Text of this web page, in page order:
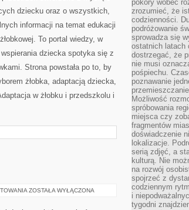
dziecku oraz o wszystkich,
informacji na temat edukacji
To portal wiedzy, w
dziecka spotyka się z
Strona powstała po to, by
żłobka, adaptacją dziecka,
w żłobku i przedszkolu i
NOWE
ZOSTAŁA WYŁĄCZONA
pokory wobec
zrozumieć, że
codzienności.
podróżowanie
sprowadza się
ostatnich latach
dostrzegać, że
nie musi
pośpiechu.
poznawanie
Możliwość
spróbowania
miejsca czy
fragmentów
doświadczenie
lokalizacje.
serią zdjęć, a
kulturą. Nie
na rozwój
spojrzeć z
codziennym
i
tygodni